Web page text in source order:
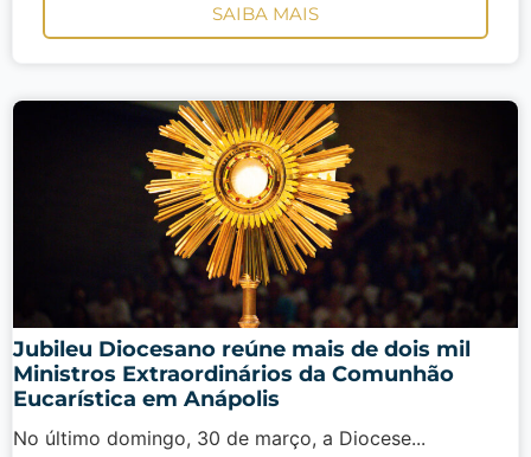
SAIBA MAIS
Jubileu Diocesano reúne mais de dois mil
Ministros Extraordinários da Comunhão
Eucarística em Anápolis
No último domingo, 30 de março, a Diocese...